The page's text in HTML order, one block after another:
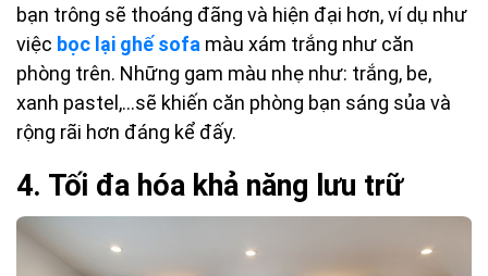
bạn trông sẽ thoáng đãng và hiện đại hơn, ví dụ như
việc bọc lại ghế sofa màu xám trắng như căn
phòng trên. Những gam màu nhẹ như: trắng, be,
xanh pastel,…sẽ khiến căn phòng bạn sáng sủa và
rộng rãi hơn đáng kể đấy.
4. Tối đa hóa khả năng lưu trữ